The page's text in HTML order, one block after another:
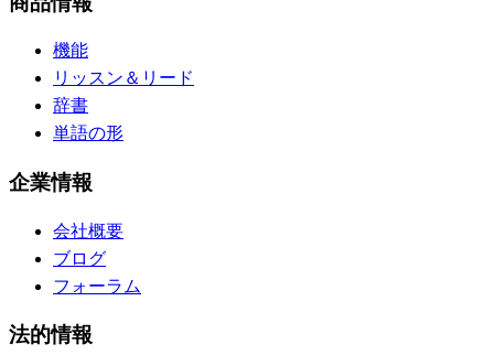
機能
リッスン＆リード
辞書
単語の形
企業情報
会社概要
ブログ
フォーラム
法的情報